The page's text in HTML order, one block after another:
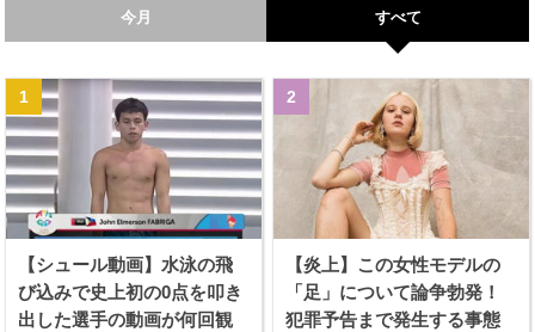
今月 すべて
【シュール動画】水泳の飛
び込みで史上初の0点を叩き
出した選手の動画が何回観
【炎上】この女性モデルの
「足」について論争勃発！
犯罪予告まで発生する事態